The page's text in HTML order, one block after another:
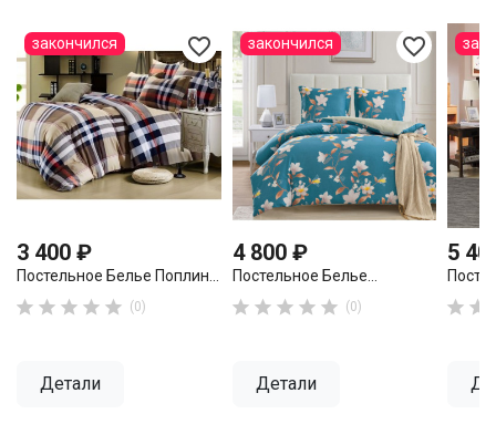
favorite_border
3 400 ₽
Постельное Белье Поплин...
     (0)
Детали
закончился favorite_border
4 800 ₽
Постельное Белье...
     (0)
Детали
закончился
5
 